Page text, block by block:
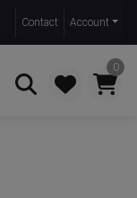
Contact Account
0